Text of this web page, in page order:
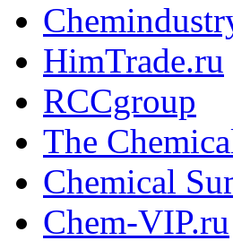
HimTrade.ru
RCCgroup
The
Chemical
Chem-VIP.ru